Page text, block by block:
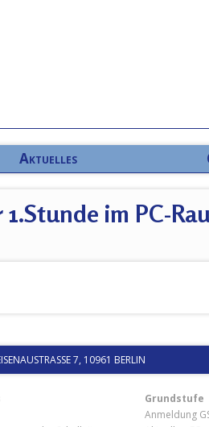
Aktuelles
im PC-
7, 10961 BERLIN
Grundstufe
Anmeldung